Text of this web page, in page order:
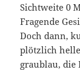
Sichtweite 0
Fragende
Doch dann,
plötzlich
graublau, die